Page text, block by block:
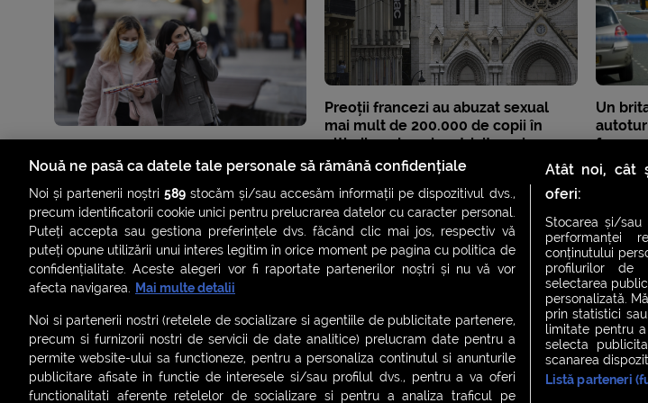
Preoții francezi au abuzat sexual
mai mult de 200.000 de copii în
ultimii 70 de ani, potrivit unei
anchete oficiale
Un
furase
ȘTIRI SMART SHORTS LIVE FEVER BRUNCH FEVER NIGHT FEVER
Nouă ne pasă ca datele tale personale să rămână confidențiale
Noi și partenerii noștri589 stocăm și/sau accesăm informații pe dispozitivul dvs.,
precum identificatorii cookie unici pentru prelucrarea datelor cu caracter personal.
Puteți accepta sau gestiona preferințele dvs. făcând clic mai jos, respectiv vă
puteți opune utilizării unui interes legitim în orice moment pe pagina cu politica de
confidențialitate. Aceste alegeri vor fi raportate partenerilor noștri și nu vă vor
afecta navigarea. Mai multe detalii
Noi si partenerii nostri (retelele de socializare si agentiile de publicitate partenere,
precum si furnizorii nostri de servicii de date analitice) prelucram date pentru a
permite website-ului sa functioneze, pentru a personaliza continutul si anunturile
publicitare afisate in functie de interesele si/sau profilul dvs., pentru a va oferi
functionalitati aferente retelelor de socializare si pentru a analiza traficul pe
Atât noi, cât
oferi:
Stocarea și/sau
performanței
conținutului
profilurilor de
selectarea
personalizată.
prin statistici
limitate pentru
selecta
scanarea
Listă parteneri